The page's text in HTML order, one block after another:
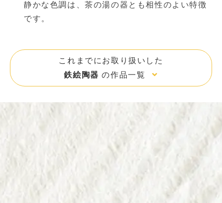
静かな色調は、茶の湯の器とも相性のよい特徴
です。
これまでにお取り扱いした
鉄絵陶器 の作品一覧